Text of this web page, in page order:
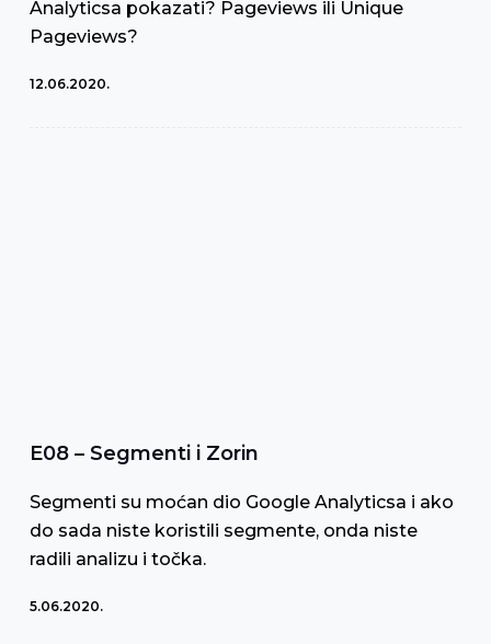
Analyticsa pokazati? Pageviews ili Unique
Pageviews?
12.06.2020.
E08 – Segmenti i Zorin
Segmenti su moćan dio Google Analyticsa i ako
do sada niste koristili segmente, onda niste
radili analizu i točka.
5.06.2020.